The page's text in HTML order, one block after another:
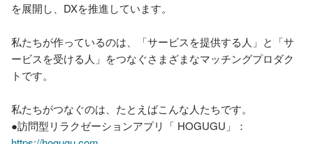
を展開し、DXを推進しています。
私たちが作っているのは、「サービスを提供する人」と「サ
ービスを受ける人」をつなぐさまざまなマッチングプロダク
トです。
私たちがつなぐのは、たとえばこんな人たちです。
●訪問型リラクゼーションアプリ「 HOGUGU」：